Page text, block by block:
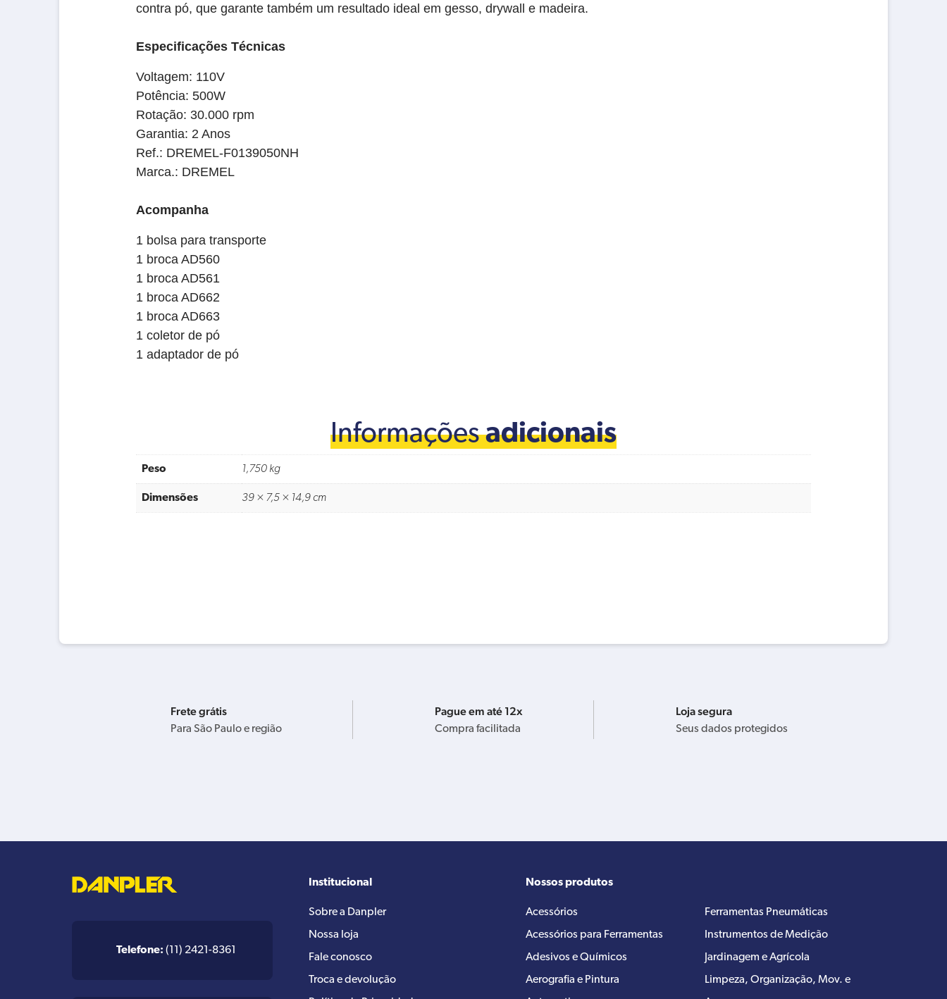
contra pó, que garante também um resultado ideal em gesso, drywall e madeira.
Especificações Técnicas
Voltagem: 110V
Potência: 500W
Rotação: 30.000 rpm
Garantia: 2 Anos
Ref.: DREMEL-F0139050NH
Marca.: DREMEL
Acompanha
1 bolsa para transporte
1 broca AD560
1 broca AD561
1 broca AD662
1 broca AD663
1 coletor de pó
1 adaptador de pó
Informaçõesadicionais
Peso 1,750 kg
Dimensões 39 × 7,5 × 14,9 cm
Frete grátis
Para São Paulo e região
Pague em até 12x
Compra facilitada
Loja segura
Seus dados protegidos
Telefone: (11) 2421-8361
Institucional
Sobre a Danpler
Nossa loja
Fale conosco
Troca e devolução
Nossos produtos
Acessórios
Acessórios para Ferramentas
Adesivos e Químicos
Aerografia e Pintura
Ferramentas Pneumáticas
Instrumentos de Medição
Jardinagem e Agrícola
Limpeza, Organização, Mov. e